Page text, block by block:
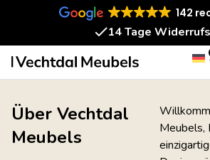
142
14 Tage
Über Vechtdal
Meubels
Meubels,